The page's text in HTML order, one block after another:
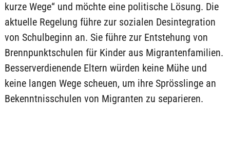
kurze Wege“ und möchte eine politische Lösung. Die
aktuelle Regelung führe zur sozialen Desintegration
von Schulbeginn an. Sie führe zur Entstehung von
Brennpunktschulen für Kinder aus Migrantenfamilien.
Besserverdienende Eltern würden keine Mühe und
keine langen Wege scheuen, um ihre Sprösslinge an
Bekenntnisschulen von Migranten zu separieren.